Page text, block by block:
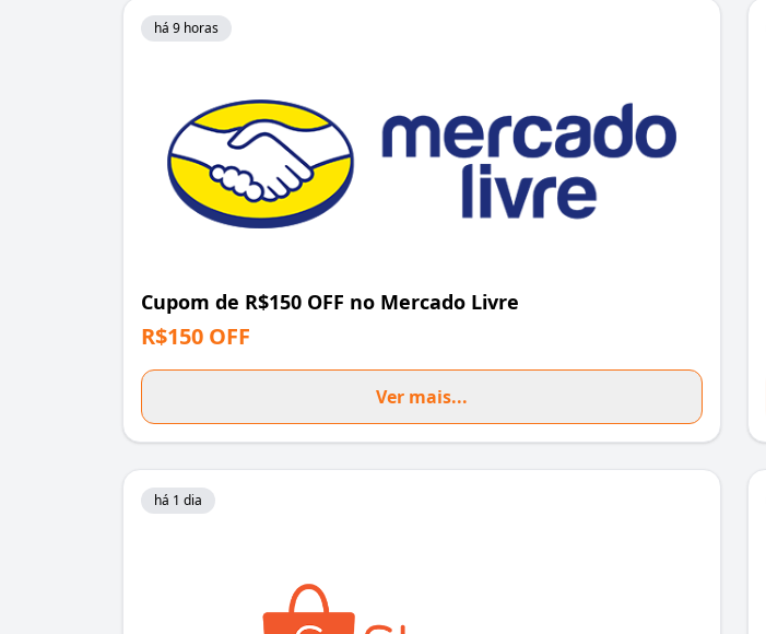
há 9 horas
Cupom de R$150 OFF no Mercado Livre
R$150 OFF
Ver mais...
há 1 dia